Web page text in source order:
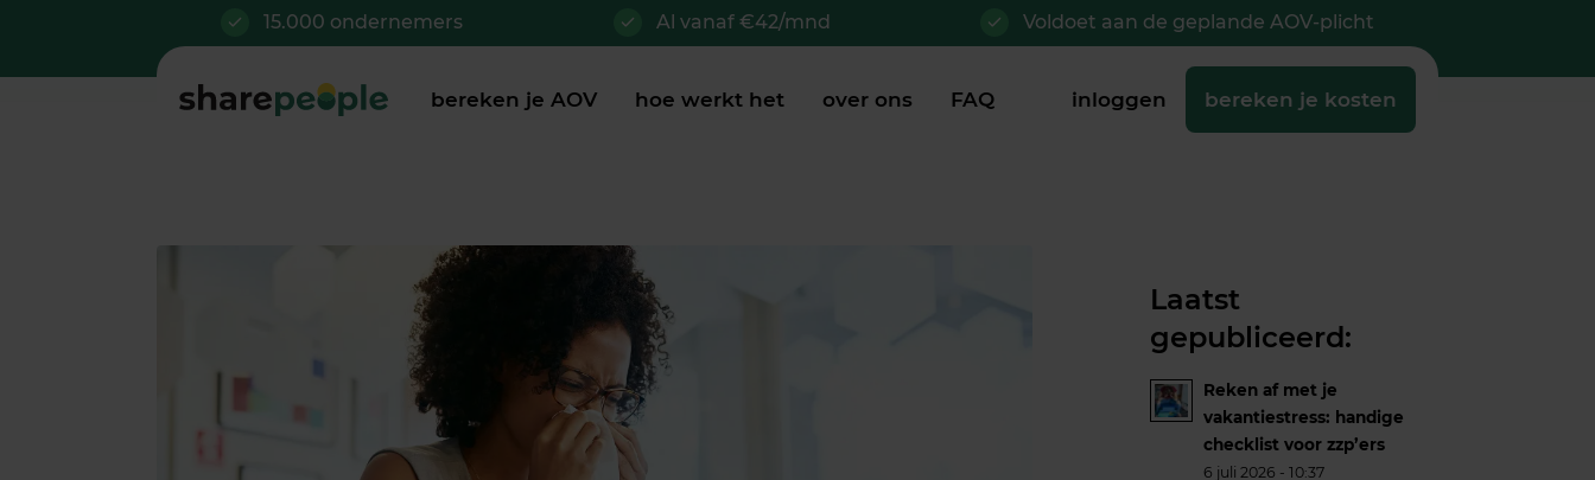
15.000 ondernemers Al vanaf €42/mnd Voldoet aan de geplande AOV-plicht
bereken je AOV hoe werkt het over ons FAQ inloggen bereken je kosten
Laatst
gepubliceerd:
Reken af met je
vakantiestress: handige
checklist voor zzp’ers
6 juli 2026 - 10:37